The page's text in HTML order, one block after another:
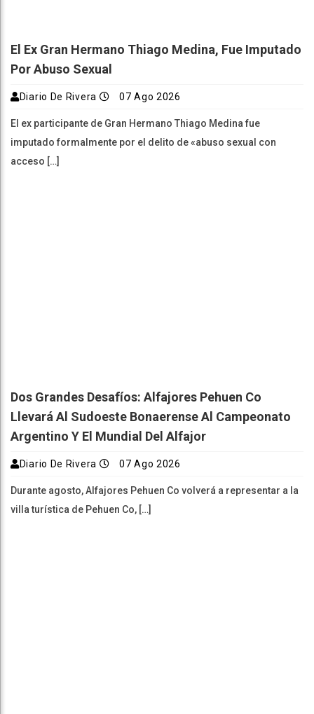
El Ex Gran Hermano Thiago Medina, Fue Imputado
Por Abuso Sexual
Diario De Rivera 07 Ago 2026
El ex participante de Gran Hermano Thiago Medina fue
imputado formalmente por el delito de «abuso sexual con
acceso […]
Dos Grandes Desafíos: Alfajores Pehuen Co
Llevará Al Sudoeste Bonaerense Al Campeonato
Argentino Y El Mundial Del Alfajor
Diario De Rivera 07 Ago 2026
Durante agosto, Alfajores Pehuen Co volverá a representar a la
villa turística de Pehuen Co, […]